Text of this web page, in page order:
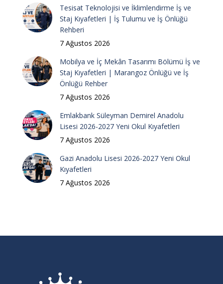
Tesisat Teknolojisi ve İklimlendirme İş ve
Staj Kıyafetleri | İş Tulumu ve İş Önlüğü
Rehberi
7 Ağustos 2026
Mobilya ve İç Mekân Tasarımı Bölümü İş ve
Staj Kıyafetleri | Marangoz Önlüğü ve İş
Önlüğü Rehber
7 Ağustos 2026
Emlakbank Süleyman Demirel Anadolu
Lisesi 2026-2027 Yeni Okul Kıyafetleri
7 Ağustos 2026
Gazi Anadolu Lisesi 2026-2027 Yeni Okul
Kıyafetleri
7 Ağustos 2026